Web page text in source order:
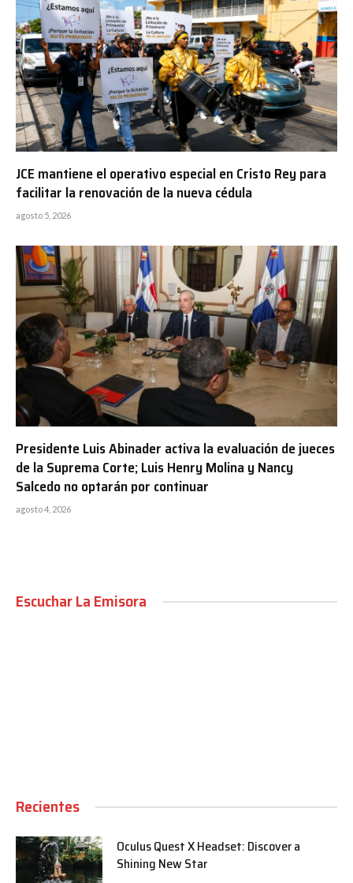
JCE mantiene el operativo especial en Cristo Rey para
facilitar la renovación de la nueva cédula
agosto 5, 2026
Presidente Luis Abinader activa la evaluación de jueces
de la Suprema Corte; Luis Henry Molina y Nancy
Salcedo no optarán por continuar
agosto 4, 2026
Escuchar La Emisora
Recientes
Oculus Quest X Headset: Discover a
Shining New Star